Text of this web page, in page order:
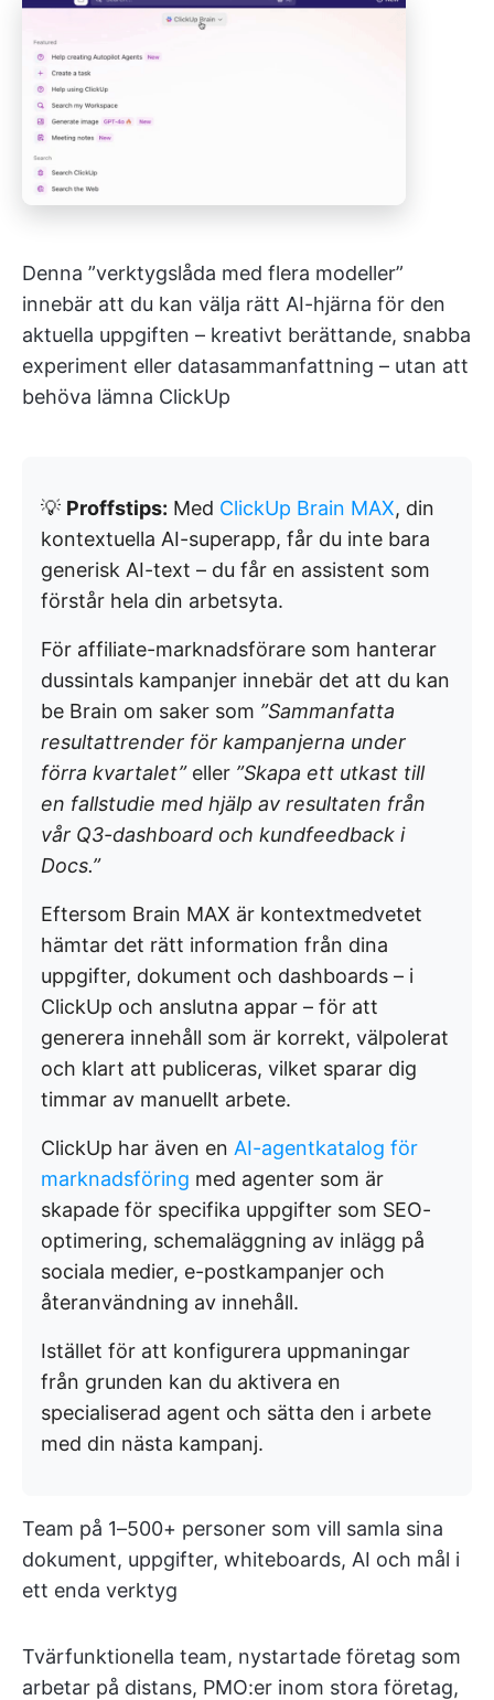
Denna ”verktygslåda med flera modeller”
innebär att du kan välja rätt AI-hjärna för den
aktuella uppgiften – kreativt berättande, snabba
experiment eller datasammanfattning – utan att
behöva lämna ClickUp
💡 Proffstips: Med ClickUp Brain MAX, din
kontextuella AI-superapp, får du inte bara
generisk AI-text – du får en assistent som
förstår hela din arbetsyta.
För affiliate-marknadsförare som hanterar
dussintals kampanjer innebär det att du kan
be Brain om saker som ”Sammanfatta
resultattrender för kampanjerna under
förra kvartalet”eller ”Skapa ett utkast till
en fallstudie med hjälp av resultaten från
vår Q3-dashboard och kundfeedback i
Docs.”
Eftersom Brain MAX är kontextmedvetet
hämtar det rätt information från dina
uppgifter, dokument och dashboards – i
ClickUp och anslutna appar – för att
generera innehåll som är korrekt, välpolerat
och klart att publiceras, vilket sparar dig
timmar av manuellt arbete.
ClickUp har även en AI-agentkatalog för
marknadsföring med agenter som är
skapade för specifika uppgifter som SEO-
optimering, schemaläggning av inlägg på
sociala medier, e-postkampanjer och
återanvändning av innehåll.
Istället för att konfigurera uppmaningar
från grunden kan du aktivera en
specialiserad agent och sätta den i arbete
med din nästa kampanj.
Team på 1–500+ personer som vill samla sina
dokument, uppgifter, whiteboards, AI och mål i
ett enda verktyg
Tvärfunktionella team, nystartade företag som
arbetar på distans, PMO:er inom stora företag,